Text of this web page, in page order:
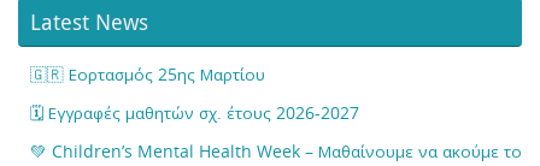
Latest News
🇬🇷 Εορτασμός 25ης Μαρτίου
🗓️ Εγγραφές μαθητών σχ. έτους 2026-2027
💚 Children’s Mental Health Week – Μαθαίνουμε να ακούμε το